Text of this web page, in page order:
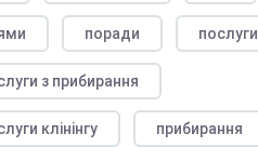
поради послуги
з прибирання
клінінгу прибирання